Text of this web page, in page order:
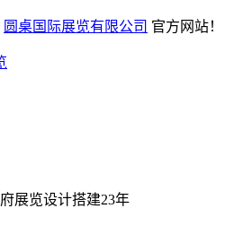
圆桌国际展览有限公司 官方网站！
展览设计搭建23年